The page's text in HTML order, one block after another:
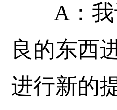
A：我
良的东西
进行新的